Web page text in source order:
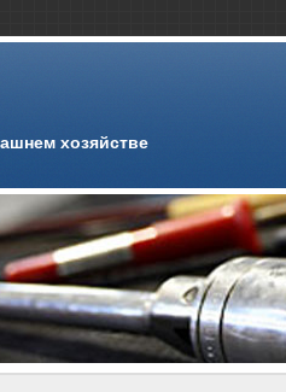
хозяйстве